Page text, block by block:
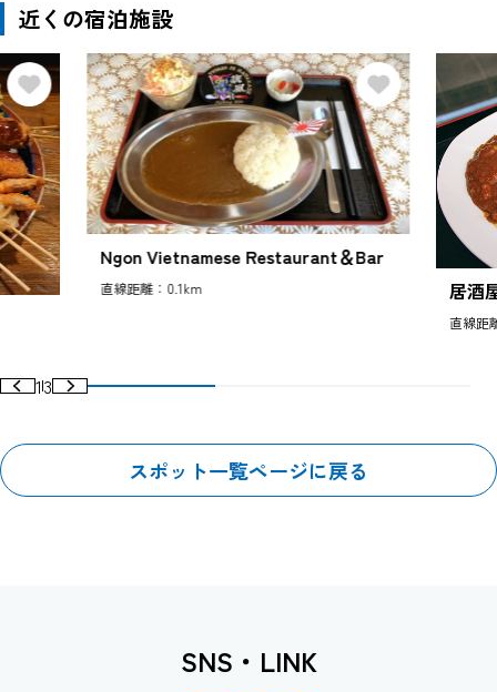
近くの宿泊施設
Ngon Vietnamese Restaurant＆Bar
直線距離：0.1km 居酒
直線距
13
スポット一覧ページに戻る
SNS・LINK